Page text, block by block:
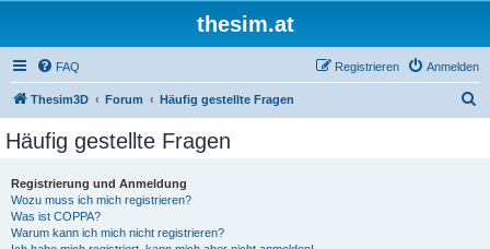
thesim.at
FAQ Anmelden
Registrieren
Thesim3D Forum Häufig gestellte Fragen
Häufig gestellte Fragen
Registrierung und Anmeldung
Wozu muss ich mich registrieren?
Was ist COPPA?
Warum kann ich mich nicht registrieren?